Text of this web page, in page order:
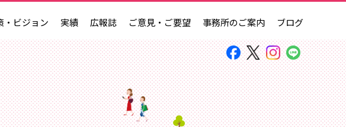
・ビジョン 実績 広報誌 ご意見・ご要望 事務所のご案内 ブログ